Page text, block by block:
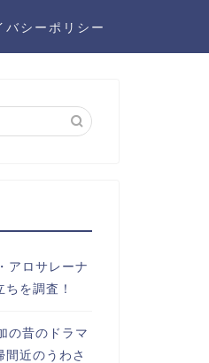
バシーポリシー
アロサレーナ
を調査！
の昔のドラマ
間近のうわさ